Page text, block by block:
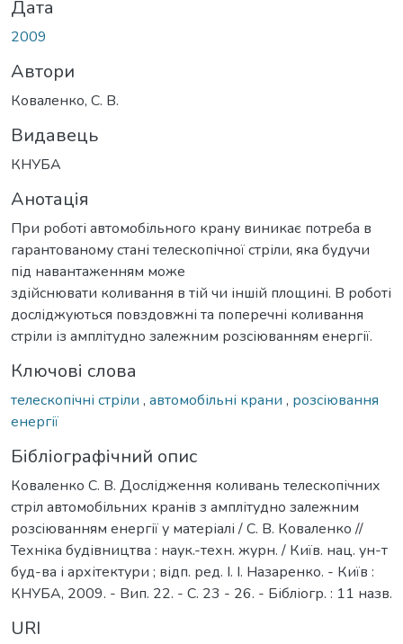
Дата
2009
Автори
Коваленко, С. В.
Видавець
КНУБА
Анотація
При роботі автомобільного крану виникає потреба в
гарантованому стані телескопічної стріли, яка будучи
під навантаженням може
здійснювати коливання в тій чи іншій площині. В роботі
досліджуються повздовжні та поперечні коливання
стріли із амплітудно залежним розсіюванням енергії.
Ключові слова
телескопічні стріли , автомобільні крани , розсіювання
енергії
Бібліографічний опис
Коваленко С. В. Дослідження коливань телескопічних
стріл автомобільних кранів з амплітудно залежним
розсіюванням енергії у матеріалі / С. В. Коваленко //
Техніка будівництва : наук.-техн. журн. / Київ. нац. ун-т
буд-ва і архітектури ; відп. ред. І. І. Назаренко. - Київ :
КНУБА, 2009. - Вип. 22. - С. 23 - 26. - Бібліогр. : 11 назв.
URI